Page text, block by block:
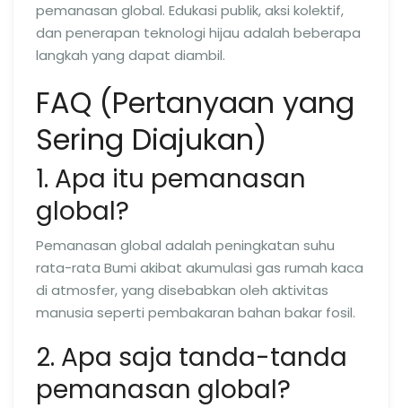
pemanasan global. Edukasi publik, aksi kolektif,
dan penerapan teknologi hijau adalah beberapa
langkah yang dapat diambil.
FAQ (Pertanyaan yang
Sering Diajukan)
1. Apa itu pemanasan
global?
Pemanasan global adalah peningkatan suhu
rata-rata Bumi akibat akumulasi gas rumah kaca
di atmosfer, yang disebabkan oleh aktivitas
manusia seperti pembakaran bahan bakar fosil.
2. Apa saja tanda-tanda
pemanasan global?